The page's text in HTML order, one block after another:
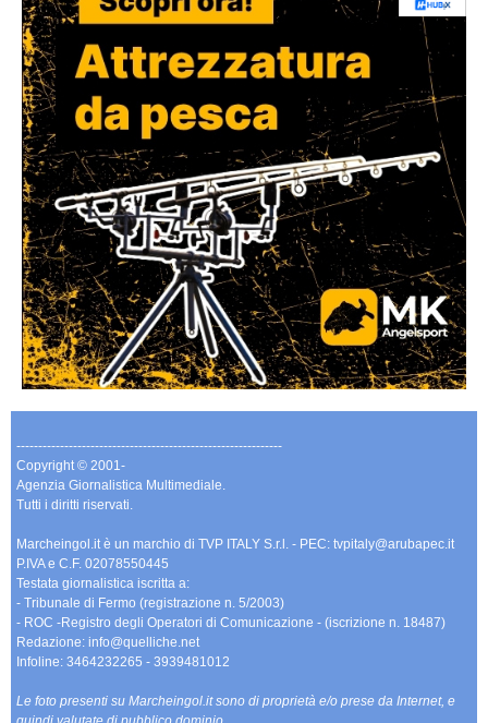
-------------------------------------------------------------
Copyright © 2001-
Agenzia Giornalistica Multimediale.
Tutti i diritti riservati.
Marcheingol.it è un marchio di TVP ITALY S.r.l. - PEC: tvpitaly@arubapec.it
P.IVA e C.F. 02078550445
Testata giornalistica iscritta a:
- Tribunale di Fermo (registrazione n. 5/2003)
- ROC -Registro degli Operatori di Comunicazione - (iscrizione n. 18487)
Redazione: info@quelliche.net
Infoline: 3464232265 - 3939481012
Le foto presenti su Marcheingol.it sono di proprietà e/o prese da Internet, e